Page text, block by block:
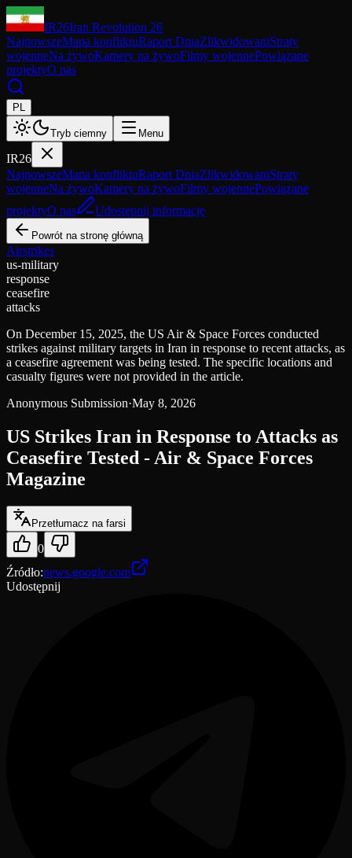
IR26Iran Revolution 26
NajnowszeMapa konfliktuRaport DniaZlikwidowaniStraty
wojenneNa żywoKamery na żywoFilmy wojennePowiązane
projektyO nas
PL
Tryb ciemny Menu
IR26
NajnowszeMapa konfliktuRaport DniaZlikwidowaniStraty
wojenneNa żywoKamery na żywoFilmy wojennePowiązane
projektyO nas Udostępnij informację
Powrót na stronę główną
Airstrikes
us-military
response
ceasefire
attacks
On December 15, 2025, the US Air & Space Forces conducted
strikes against military targets in Iran in response to recent attacks, as
a ceasefire agreement was being tested. The specific locations and
casualty figures were not provided in the article.
Anonymous Submission·May 8, 2026
US Strikes Iran in Response to Attacks as
Ceasefire Tested - Air & Space Forces
Magazine
Przetłumacz na farsi
0
Źródło:news.google.com
Udostępnij